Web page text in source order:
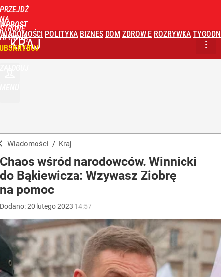
PRZEJDŹ
NA
STRONĘ
GŁÓWNĄ
WPROST
WIADOMOŚCI POLITYKA BIZNES DOM ZDROWIE ROZRYWKA
KRAJ
Wiadomości / Kraj
Chaos wśród narodowców. Winnicki
do Bąkiewicza: Wzywasz Ziobrę
na pomoc
Dodano:20 lutego2023 14:57